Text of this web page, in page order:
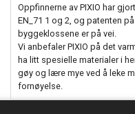
Oppfinnerne av PIXIO har
EN_71 1 og 2, og patenten
byggeklossene er på vei.
Vi anbefaler PIXIO på det
ha litt spesielle materialer i
gøy og lære mye ved å leke
fornøyelse.